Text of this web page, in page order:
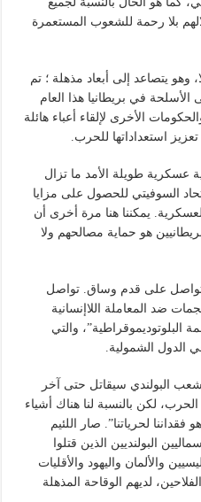
بلا رحمة للشعوب المستعمرة
وهو يتصاعد إلى أبعاد مذهلة ؛ تم
على الأسلحة في بريطانيا هذا العام
الأخرى لإلقاء أعباء هائلة
استعداداتها للحرب.
عسكرية طويلة الأمد ما تزال
السوفيتي للحصول على مزايا
يمكننا هنا مرة أخرى أن
هو حماية مصالحهم ولا
تتواصل على قدم وساق. تواصل
ضد المعاملة اللاإنسانية
والتي
الدول الشمولية.
البولندي سيقاتل حتى آخر
لكن بالنسبة لنا هناك أشياء
لحرياتنا”. صار اللئيم
البولنديين الذين قتلوا
والألمان واليهود والأقليات
لديهم الوقاحة المذهلة